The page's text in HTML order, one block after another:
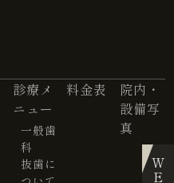
診療メ
ニュー
一般歯
科
抜歯に
料金表
院内・
設備写
真